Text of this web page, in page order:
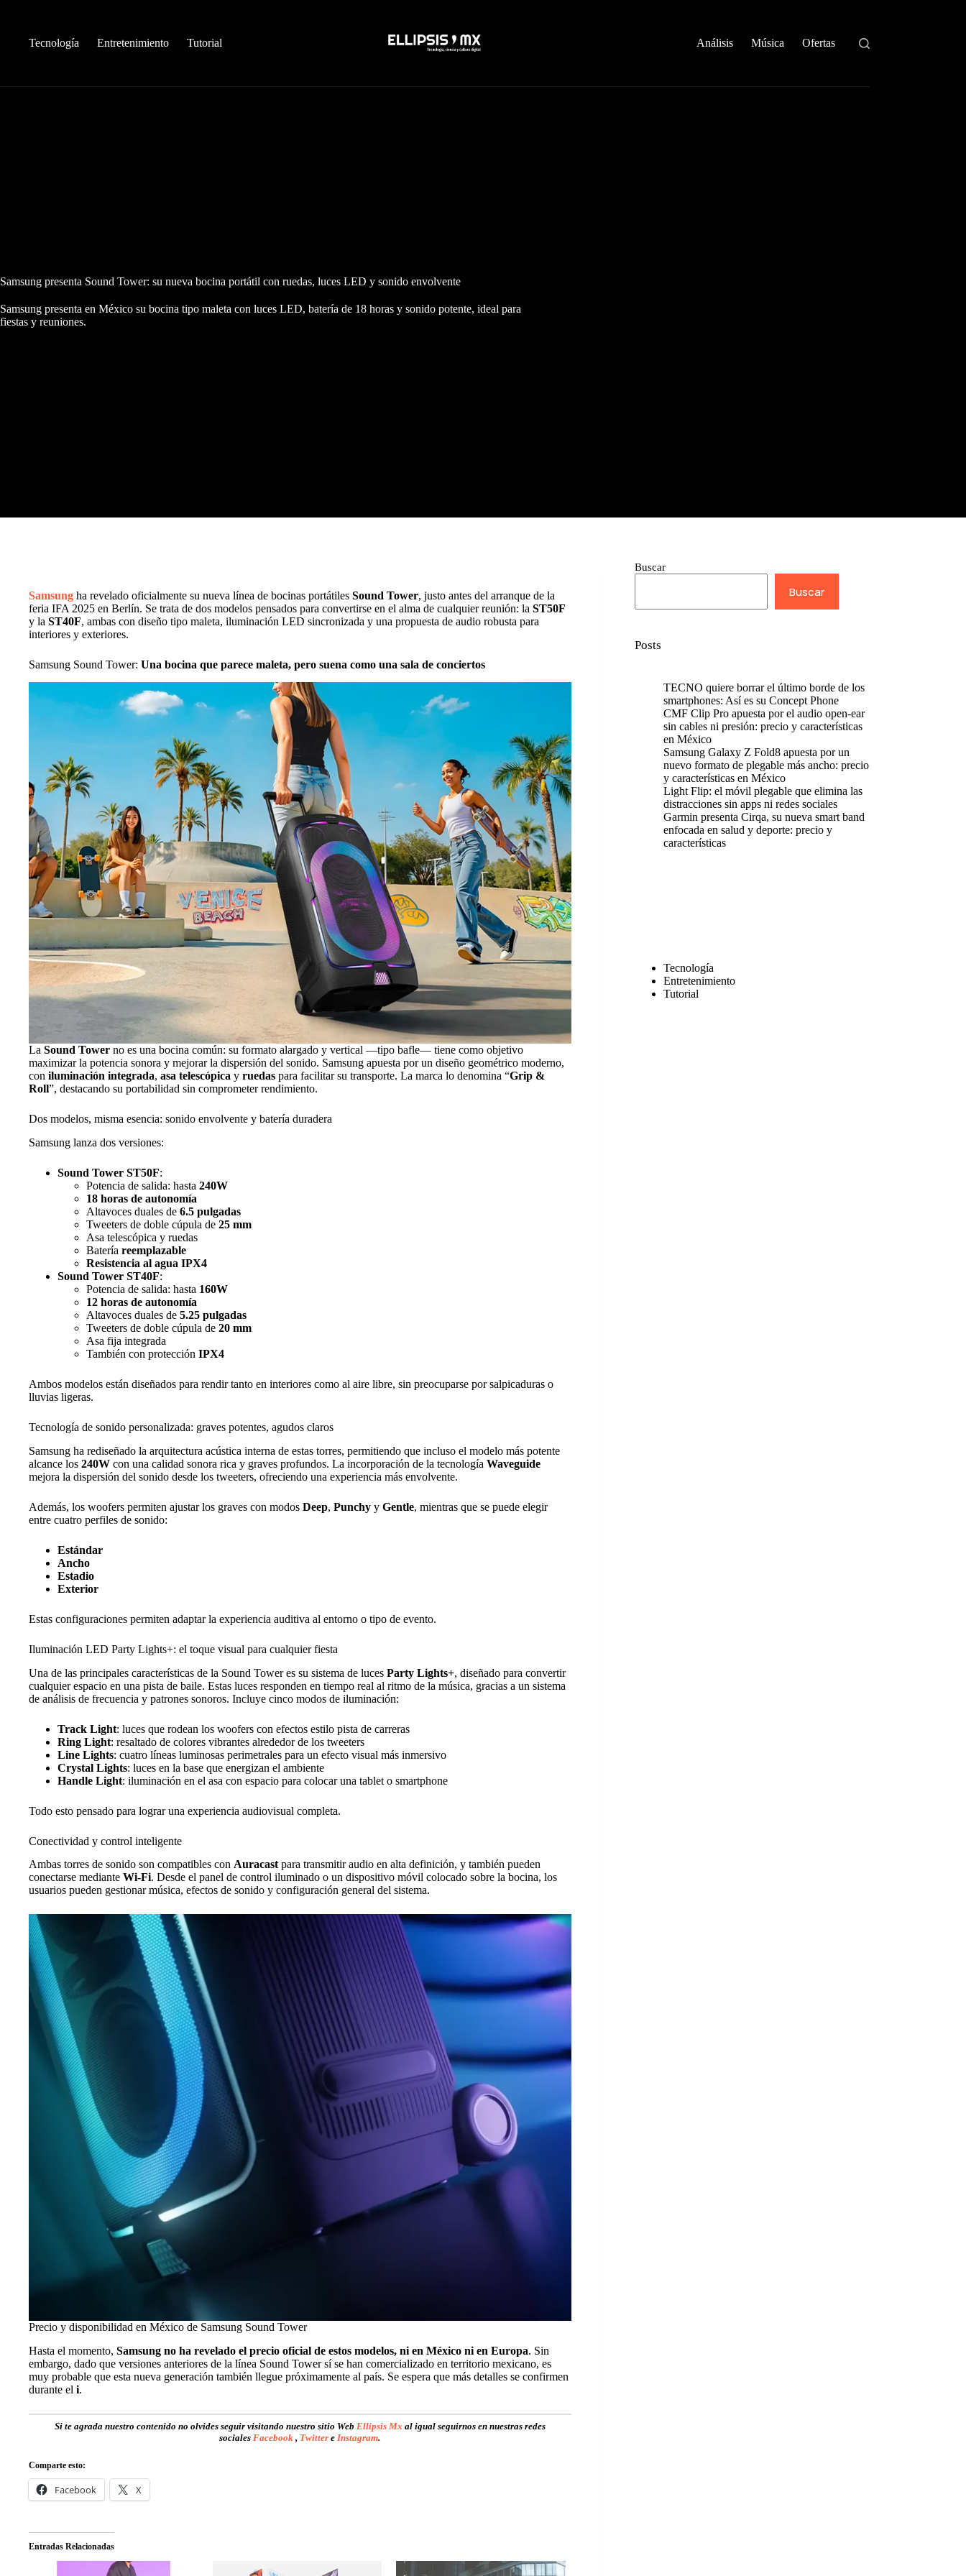
Tecnología
Entretenimiento Tutorial Análisis Música Ofertas
Samsung presenta Sound Tower: su nueva bocina portátil con ruedas, luces LED y sonido envolvente
Samsung presenta en México su bocina tipo maleta con luces LED, batería de 18 horas y sonido potente, ideal para
fiestas y reuniones.
Samsung ha revelado oficialmente su nueva línea de bocinas portátiles Sound Tower, justo antes del arranque de la
feria IFA 2025 en Berlín. Se trata de dos modelos pensados para convertirse en el alma de cualquier reunión: la ST50F
y la ST40F, ambas con diseño tipo maleta, iluminación LED sincronizada y una propuesta de audio robusta para
interiores y exteriores.
Samsung Sound Tower: Una bocina que parece maleta, pero suena como una sala de conciertos
La Sound Tower no es una bocina común: su formato alargado y vertical —tipo bafle— tiene como objetivo
maximizar la potencia sonora y mejorar la dispersión del sonido. Samsung apuesta por un diseño geométrico moderno,
con iluminación integrada, asa telescópica y ruedas para facilitar su transporte. La marca lo denomina “Grip &
Roll”, destacando su portabilidad sin comprometer rendimiento.
Dos modelos, misma esencia: sonido envolvente y batería duradera
Samsung lanza dos versiones:
Sound Tower ST50F:
Potencia de salida: hasta 240W
18 horas de autonomía
Altavoces duales de 6.5 pulgadas
Tweeters de doble cúpula de 25 mm
Asa telescópica y ruedas
Batería reemplazable
Resistencia al agua IPX4
Sound Tower ST40F:
Potencia de salida: hasta 160W
12 horas de autonomía
Altavoces duales de 5.25 pulgadas
Tweeters de doble cúpula de 20 mm
Asa fija integrada
También con protección IPX4
Ambos modelos están diseñados para rendir tanto en interiores como al aire libre, sin preocuparse por salpicaduras o
lluvias ligeras.
Tecnología de sonido personalizada: graves potentes, agudos claros
Samsung ha rediseñado la arquitectura acústica interna de estas torres, permitiendo que incluso el modelo más potente
alcance los 240W con una calidad sonora rica y graves profundos. La incorporación de la tecnología Waveguide
mejora la dispersión del sonido desde los tweeters, ofreciendo una experiencia más envolvente.
Además, los woofers permiten ajustar los graves con modos Deep, Punchy y Gentle, mientras que se puede elegir
entre cuatro perfiles de sonido:
Estándar
Ancho
Estadio
Exterior
Estas configuraciones permiten adaptar la experiencia auditiva al entorno o tipo de evento.
Iluminación LED Party Lights+: el toque visual para cualquier fiesta
Una de las principales características de la Sound Tower es su sistema de luces Party Lights+, diseñado para convertir
cualquier espacio en una pista de baile. Estas luces responden en tiempo real al ritmo de la música, gracias a un sistema
de análisis de frecuencia y patrones sonoros. Incluye cinco modos de iluminación:
Track Light: luces que rodean los woofers con efectos estilo pista de carreras
Ring Light: resaltado de colores vibrantes alrededor de los tweeters
Line Lights: cuatro líneas luminosas perimetrales para un efecto visual más inmersivo
Crystal Lights: luces en la base que energizan el ambiente
Handle Light: iluminación en el asa con espacio para colocar una tablet o smartphone
Todo esto pensado para lograr una experiencia audiovisual completa.
Conectividad y control inteligente
Ambas torres de sonido son compatibles con Auracast para transmitir audio en alta definición, y también pueden
conectarse mediante Wi-Fi. Desde el panel de control iluminado o un dispositivo móvil colocado sobre la bocina, los
usuarios pueden gestionar música, efectos de sonido y configuración general del sistema.
Precio y disponibilidad en México de Samsung Sound Tower
Hasta el momento, Samsung no ha revelado el precio oficial de estos modelos, ni en México ni en Europa. Sin
embargo, dado que versiones anteriores de la línea Sound Tower sí se han comercializado en territorio mexicano, es
muy probable que esta nueva generación también llegue próximamente al país. Se espera que más detalles se confirmen
durante el i.
Si te agrada nuestro contenido no olvides seguir visitando nuestro sitio Web Ellipsis Mx al igual seguirnos en nuestras redes
socialesFacebook , Twitter eInstagram.
Comparte esto:
Facebook X
Entradas Relacionadas
Buscar
Buscar
Posts
TECNO quiere borrar el último borde de los
smartphones: Así es su Concept Phone
CMF Clip Pro apuesta por el audio open-ear
sin cables ni presión: precio y características
en México
Samsung Galaxy Z Fold8 apuesta por un
nuevo formato de plegable más ancho: precio
y características en México
Light Flip: el móvil plegable que elimina las
distracciones sin apps ni redes sociales
Garmin presenta Cirqa, su nueva smart band
enfocada en salud y deporte: precio y
características
Tecnología
Entretenimiento
Tutorial